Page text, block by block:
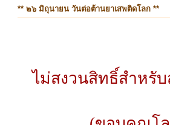
** ๒๖ มิถุนายน วันต่อต้านยาเสพติดโลก **
ไม่สงวนสิทธิ์สำหรั